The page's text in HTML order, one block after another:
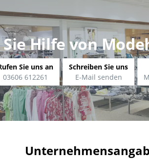
Hilfe von
Sie uns an
03606 612261
Schreiben Sie uns
E-Mail senden